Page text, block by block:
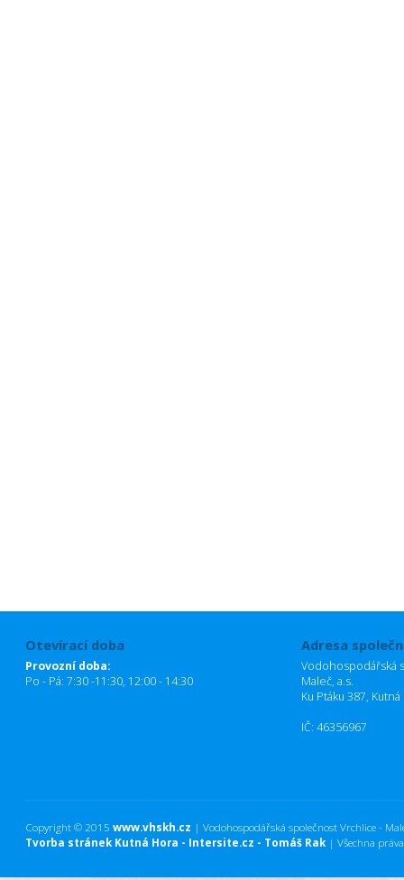
Otevírací doba
Provozní doba:
Po - Pá: 7:30 -11:30, 12:00 - 14:30
Adresa
Vodohospodářská
Maleč, a.s.
Ku Ptáku 387,
IČ: 46356967
Copyright © 2015 www.vhskh.cz | Vodohospodářská společnost Vrchlice -
Tvorba stránek Kutná Hora - Intersite.cz - Tomáš Rak | Všechna